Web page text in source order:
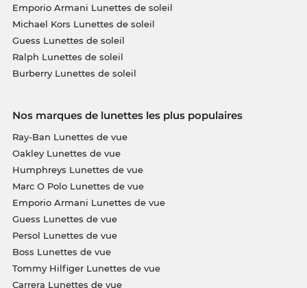
Emporio Armani Lunettes de soleil
Michael Kors Lunettes de soleil
Guess Lunettes de soleil
Ralph Lunettes de soleil
Burberry Lunettes de soleil
Nos marques de lunettes les plus populaires
Ray-Ban Lunettes de vue
Oakley Lunettes de vue
Humphreys Lunettes de vue
Marc O Polo Lunettes de vue
Emporio Armani Lunettes de vue
Guess Lunettes de vue
Persol Lunettes de vue
Boss Lunettes de vue
Tommy Hilfiger Lunettes de vue
Carrera Lunettes de vue